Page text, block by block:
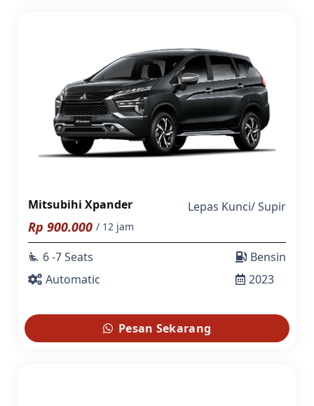
Mitsubihi Xpander Lepas Kunci/Supir
Rp 900.000 / 12 jam
airline_seat_recline_extra 6 -7 Seats
Automatic
Bensin
2023
Pesan Sekarang